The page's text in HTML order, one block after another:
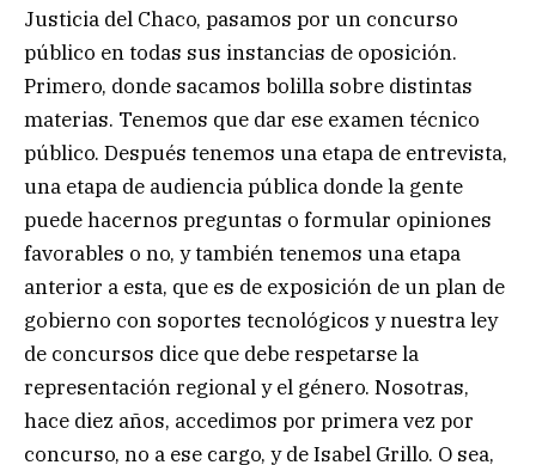
Justicia del Chaco, pasamos por un concurso
público en todas sus instancias de oposición.
Primero, donde sacamos bolilla sobre distintas
materias. Tenemos que dar ese examen técnico
público. Después tenemos una etapa de entrevista,
una etapa de audiencia pública donde la gente
puede hacernos preguntas o formular opiniones
favorables o no, y también tenemos una etapa
anterior a esta, que es de exposición de un plan de
gobierno con soportes tecnológicos y nuestra ley
de concursos dice que debe respetarse la
representación regional y el género. Nosotras,
hace diez años, accedimos por primera vez por
concurso, no a ese cargo, y de Isabel Grillo. O sea,